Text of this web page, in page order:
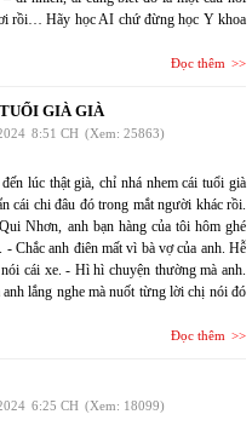
rồi… Hãy học AI chứ đừng học Y khoa
Đọc thêm
GIÀ GIÀ
8:51 CH (Xem: 25863)
lúc thật già, chỉ nhá nhem cái tuổi già
cái chi đâu đó trong mắt người khác rồi.
Nhơn, anh bạn hàng của tôi hôm ghé
Chắc anh điên mất vì bà vợ của anh. Hễ
cái xe. - Hì hì chuyện thường mà anh.
lắng nghe mà nuốt từng lời chị nói đó
Đọc thêm
6:25 CH (Xem: 18099)